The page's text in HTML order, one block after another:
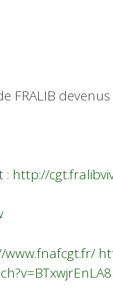
devenus
: http://
www.fnafcgt.fr/